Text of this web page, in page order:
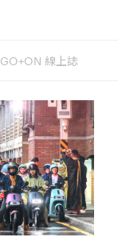
GO+ON 線上誌